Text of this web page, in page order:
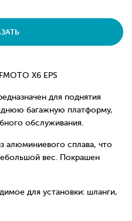
X6 EPS
для поднятия
багажную платформу,
обслуживания.
алюминиевого сплава, что
вес. Покрашен
для установки: шланги,